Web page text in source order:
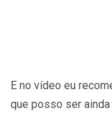
E no vídeo eu
que posso ser